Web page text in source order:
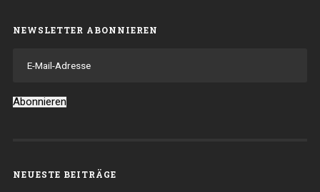
NEWSLETTER ABONNIEREN
Mail-
Abonnieren
NEUESTE BEITRÄGE